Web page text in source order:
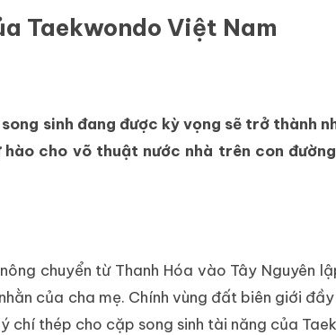
Taekwondo Việt Nam
sinh đang được kỳ vọng sẽ trở thành
cho võ thuật nước nhà trên con
chuyển từ Thanh Hóa vào Tây Nguyên
của cha mẹ. Chính vùng đất biên giới
chí thép cho cặp song sinh tài năng của